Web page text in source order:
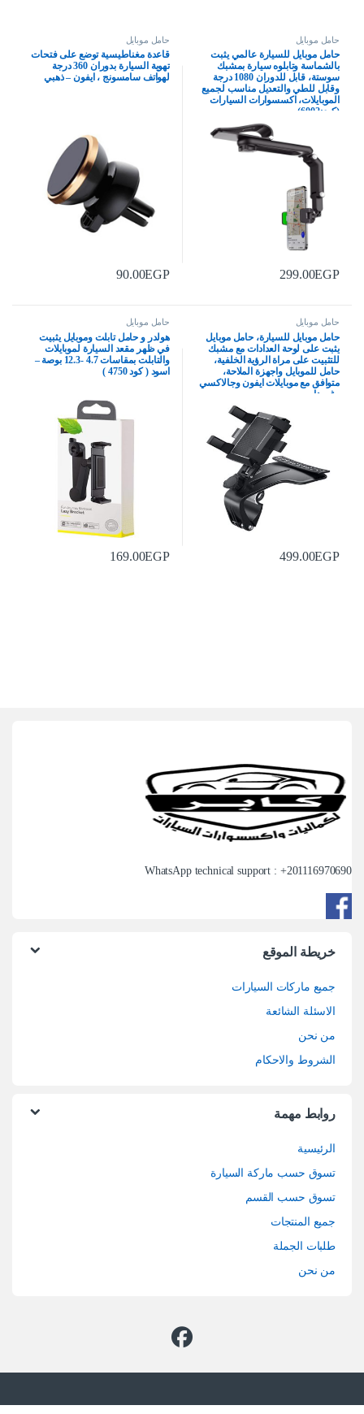
حامل موبايل
حامل موبايل للسيارة عالمي يثبت
بالشماسة وتابلوه سيارة بمشبك
سوستة، قابل للدوران 1080 درجة
وقابل للطي والتعديل مناسب لجميع
الموبايلات، اكسسوارات السيارات
(كود:6002)
299.00EGP
حامل موبايل
قاعدة مغناطيسية توضع على فتحات
تهوية السيارة بدوران 360 درجة
لهواتف سامسونج ، ايفون – ذهبي
90.00EGP
حامل موبايل
حامل موبايل للسيارة، حامل موبايل
يثبت على لوحة العدادات مع مشبك
للتثبيت على مراة الرؤية الخلفية،
حامل للموبايل واجهزة الملاحة،
متوافق مع موبايلات ايفون وجالاكسي
وغيرها
499.00EGP
حامل موبايل
هولدر و حامل تابلت وموبايل يثبيت
في ظهر مقعد السيارة لموبايلات
والتابلت بمقاسات 4.7 -12.3 بوصة –
اسود ( كود 4750 )
169.00EGP
WhatsApp technical support : +201116970690
خريطة الموقع
جميع ماركات السيارات
الاسئلة الشائعة
من نحن
الشروط والاحكام
روابط مهمة
الرئيسية
تسوق حسب ماركة السيارة
تسوق حسب القسم
جميع المنتجات
طلبات الجملة
من نحن